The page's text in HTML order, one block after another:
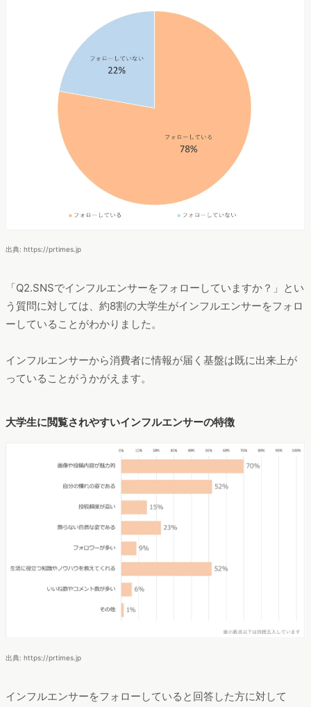
出典: https://prtimes.jp
「Q2.SNSでインフルエンサーをフォローしていますか？」とい
う質問に対しては、約8割の大学生がインフルエンサーをフォロ
ーしていることがわかりました。
インフルエンサーから消費者に情報が届く基盤は既に出来上が
っていることがうかがえます。
大学生に閲覧されやすいインフルエンサーの特徴
出典: https://prtimes.jp
インフルエンサーをフォローしていると回答した方に対して